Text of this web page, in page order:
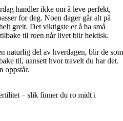
handler ikke om å leve perfekt,
for deg. Noen dager går alt på
greit. Det viktigste er å ha små
til roen når livet blir hektisk.
naturlig del av hverdagen, blir de som
til, uansett hvor travelt du har det.
oppstår.
– slik finner du ro midt i